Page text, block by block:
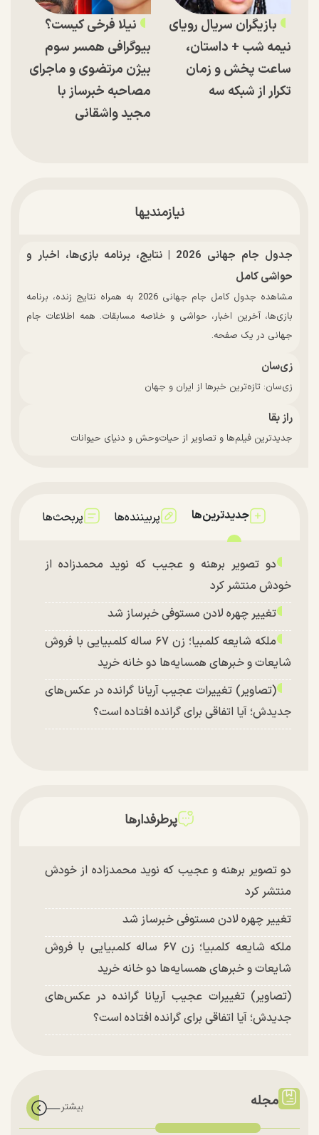
بازیگران سریال رویای
نیمه شب + داستان،
ساعت پخش و زمان
تکرار از شبکه سه
نیلا فرخی کیست؟
بیوگرافی همسر سوم
بیژن مرتضوی و ماجرای
مصاحبه خبرساز با
مجید واشقانی
نیازمندیها
جدول جام جهانی 2026 | نتایج، برنامه بازی‌ها، اخبار و
حواشی کامل
مشاهده جدول کامل جام جهانی 2026 به همراه نتایج زنده، برنامه
بازی‌ها، آخرین اخبار، حواشی و خلاصه مسابقات. همه اطلاعات جام
جهانی در یک صفحه.
زی‌سان
زی‌سان: تازه‌ترین خبرها از ایران و جهان
راز بقا
جدیدترین فیلم‌ها و تصاویر از حیات‌وحش و دنیای حیوانات
جدیدترین‌ها پربیننده‌ها پربحث‌ها
دو تصویر برهنه و عجیب که نوید محمدزاده از
خودش منتشر کرد
تغییر چهره لادن مستوفی خبرساز شد
ملکه شایعه کلمبیا؛ زن ۶۷ ساله کلمبیایی با فروش
شایعات و خبر‌های همسایه‌ها دو خانه خرید
(تصاویر) تغییرات عجیب آریانا گرانده در عکس‌های
جدیدش؛ آیا اتفاقی برای گرانده افتاده است؟
پرطرفدارها
دو تصویر برهنه و عجیب که نوید محمدزاده از خودش
منتشر کرد
تغییر چهره لادن مستوفی خبرساز شد
ملکه شایعه کلمبیا؛ زن ۶۷ ساله کلمبیایی با فروش
شایعات و خبر‌های همسایه‌ها دو خانه خرید
(تصاویر) تغییرات عجیب آریانا گرانده در عکس‌های
جدیدش؛ آیا اتفاقی برای گرانده افتاده است؟
مجله